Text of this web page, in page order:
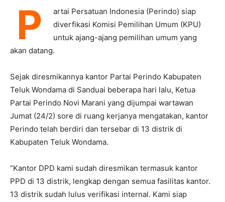
P
artai Persatuan Indonesia (Perindo) siap
diverfikasi Komisi Pemilihan Umum (KPU)
untuk ajang-ajang pemilihan umum yang
akan datang.
Sejak diresmikannya kantor Partai Perindo Kabupaten
Teluk Wondama di Sanduai beberapa hari lalu, Ketua
Partai Perindo Novi Marani yang dijumpai wartawan
Jumat (24/2) sore di ruang kerjanya mengatakan, kantor
Perindo telah berdiri dan tersebar di 13 distrik di
Kabupaten Teluk Wondama.
“Kantor DPD kami sudah diresmikan termasuk kantor
PPD di 13 distrik, lengkap dengan semua fasilitas kantor.
13 distrik sudah lulus verifikasi internal. Kami siap